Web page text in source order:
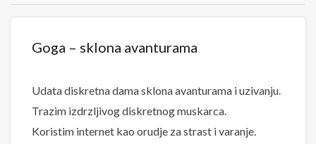
Goga – sklona avanturama
Udata diskretna dama sklona avanturama i uzivanju.
Trazim izdrzljivog diskretnog muskarca.
Koristim internet kao orudje za strast i varanje.